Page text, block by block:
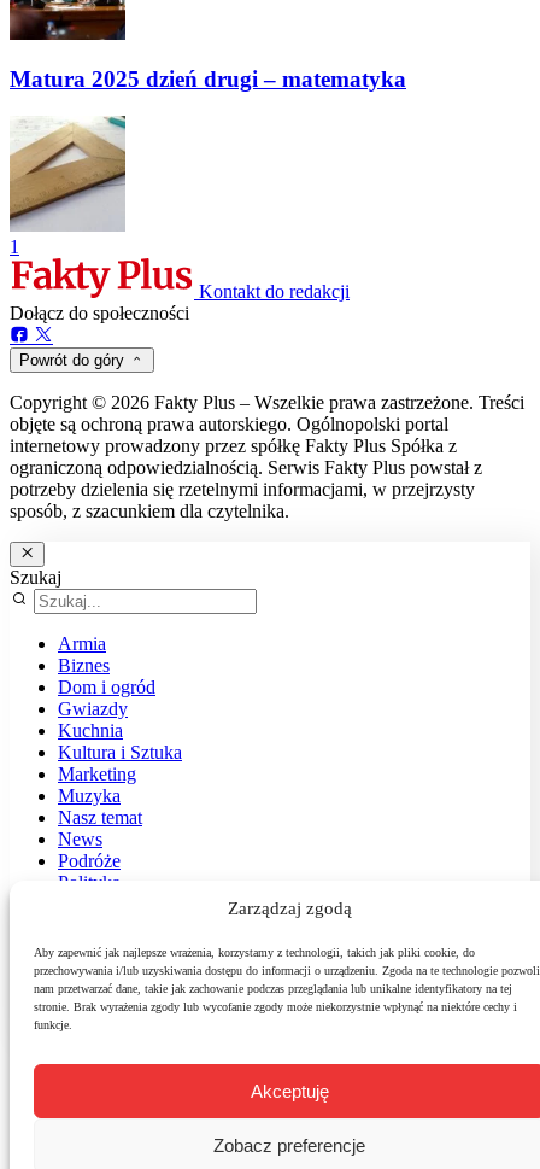
Zarządzaj zgodą
Aby zapewnić jak najlepsze wrażenia, korzystamy z technologii, takich jak pliki cookie, do
przechowywania i/lub uzyskiwania dostępu do informacji o urządzeniu. Zgoda na te technologie pozwoli
nam przetwarzać dane, takie jak zachowanie podczas przeglądania lub unikalne identyfikatory na tej
stronie. Brak wyrażenia zgody lub wycofanie zgody może niekorzystnie wpłynąć na niektóre cechy i
funkcje.
Akceptuję
Zobacz preferencje
Matura 2025 dzień drugi – matematyka
1
Kontakt do redakcji
Dołącz do społeczności
Powrót do góry
Copyright © 2026 Fakty Plus – Wszelkie prawa zastrzeżone. Treści
objęte są ochroną prawa autorskiego. Ogólnopolski portal
internetowy prowadzony przez spółkę Fakty Plus Spółka z
ograniczoną odpowiedzialnością. Serwis Fakty Plus powstał z
potrzeby dzielenia się rzetelnymi informacjami, w przejrzysty
sposób, z szacunkiem dla czytelnika.
Szukaj
Armia
Biznes
Dom i ogród
Gwiazdy
Kuchnia
Kultura i Sztuka
Marketing
Muzyka
Nasz temat
News
Podróże
Polityka
Styl
Technologie
Zdrowie